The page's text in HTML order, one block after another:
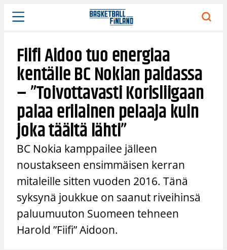
Siirry
sisältöön
Fiifi Aidoo tuo energiaa
kentälle BC Nokian paidassa
– ”Toivottavasti Korisliigaan
palaa erilainen pelaaja kuin
joka täältä lähti”
BC Nokia kamppailee jälleen
noustakseen ensimmäisen kerran
mitaleille sitten vuoden 2016. Tänä
syksynä joukkue on saanut riveihinsä
paluumuuton Suomeen tehneen
Harold ”Fiifi” Aidoon.